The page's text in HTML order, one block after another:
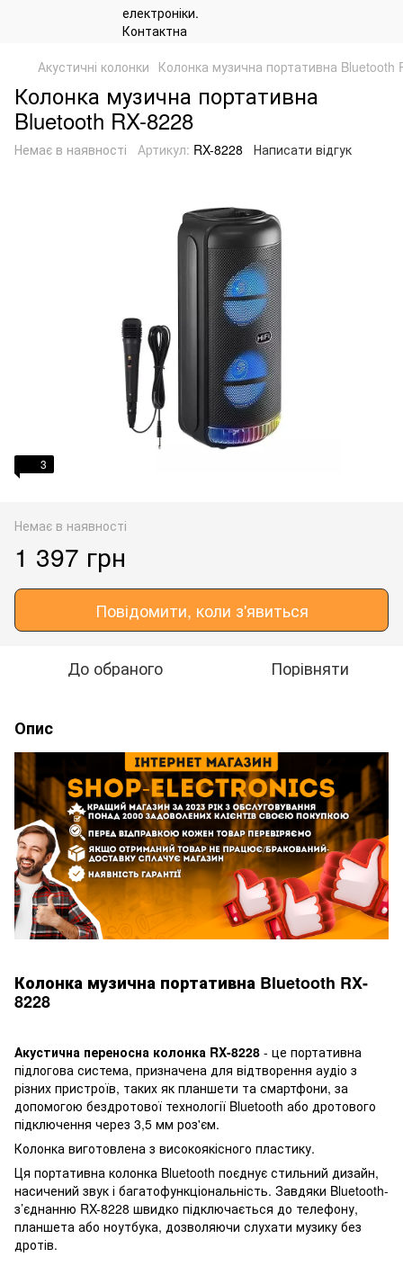
Акустичні колонки Колонка музична портативна Bluetooth
Колонка музична портативна
Bluetooth RX-8228
Немає в наявності Артикул: RX-8228 Написати відгук
3
Немає в наявності
1 397 грн
Повідомити, коли з'явиться
До обраного Порівняти
Опис
Колонка музична портативна Bluetooth RX-
8228
Акустична переносна колонка RX-8228 - це портативна
підлогова система, призначена для відтворення аудіо з
різних пристроїв, таких як планшети та смартфони, за
допомогою бездротової технології Bluetooth або дротового
підключення через 3,5 мм роз'єм.
Колонка виготовлена з високоякісного пластику.
Ця портативна колонка Bluetooth поєднує стильний дизайн,
насичений звук і багатофункціональність. Завдяки Bluetooth-
з’єднанню RX-8228 швидко підключається до телефону,
планшета або ноутбука, дозволяючи слухати музику без
дротів.